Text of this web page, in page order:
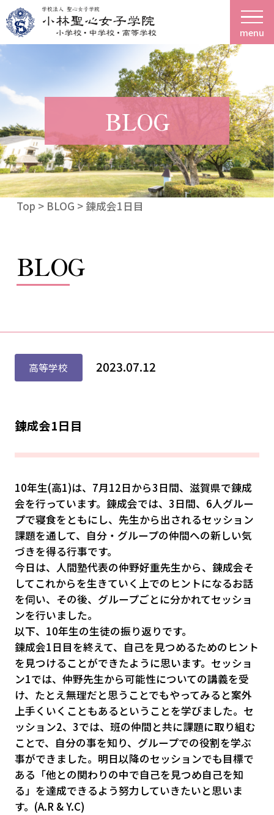
menu
BLOG
Top > BLOG > 錬成会1日目
BLOG
高等学校 2023.07.12
錬成会1日目
10年生(高1)は、7月12日から3日間、滋賀県で錬成
会を行っています。錬成会では、3日間、6人グルー
プで寝食をともにし、先生から出されるセッション
課題を通して、自分・グループの仲間への新しい気
づきを得る行事です。
今日は、人間塾代表の仲野好重先生から、錬成会そ
してこれからを生きていく上でのヒントになるお話
を伺い、その後、グループごとに分かれてセッショ
ンを行いました。
以下、10年生の生徒の振り返りです。
錬成会1日目を終えて、自己を見つめるためのヒント
を見つけることができたように思います。セッショ
ン1では、仲野先生から可能性についての講義を受
け、たとえ無理だと思うことでもやってみると案外
上手くいくこともあるということを学びました。セ
ッション2、3では、班の仲間と共に課題に取り組む
ことで、自分の事を知り、グループでの役割を学ぶ
事ができました。明日以降のセッションでも目標で
ある「他との関わりの中で自己を見つめ自己を知
る」を達成できるよう努力していきたいと思いま
す。(A.R & Y.C)